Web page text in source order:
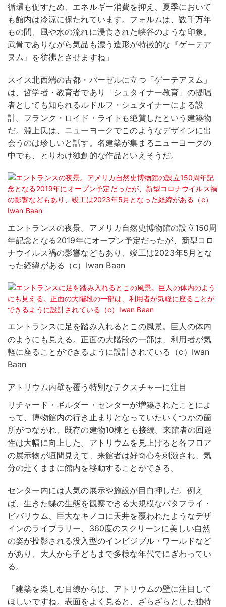
循環も促すため、エネルギー消費を抑え、夏季において
も館内は冷涼に保たれています。フォルムは、数千万年
もの間、風や水の流れに浸食された峡谷のような印象。
武骨でありながら気品も漂う造形が特徴的な『ゲーテア
ヌム』を彷彿とさせますね」
スイス北西端の古都・バーゼルに立つ「ゲーテアヌム」
は、哲学者・教育者であり「シュタイナー教育」の提唱
者としても知られるルドルフ・シュタイナーによる設
計。フランク・ロイド・ライトも絶賛したという建築物
だ。淵上氏は、ニューヨークでこのようなデザインに出
会うのは珍しいと話す。名建築が集まるニューヨークの
中でも、とりわけ独創的な作品といえそうだ。
エントランスの夜景。アメリカ自然史博物館の設立150周
年記念となる2019年にオープン予定だったが、新型コロ
ナウイルス禍の影響などもあり、竣工は2023年5月とな
った経緯がある（c）Iwan Baan
エントランスに足を踏み入れるとこの風景。巨人の体内
のようにも見える。正面の大階段の一部は、利用者が気
軽に座ることができるように設計されている（c）Iwan
Baan
アトリウム内壁を覆う特別なテクスチャーに注目
リチャード・ギルダー・センターが増築されたことによ
って、博物館内の行き止まりとなっていたいくつかの箇
所がつながれ、既存の建物10棟とも接続。来館者の回遊
性は大幅に向上した。アトリウムを見上げると各フロア
の展示物が垣間見えて、来館者は好奇心を刺激され、気
分の赴くままに館内を移動することができる。
センター内には人気の展示や施設が目白押しだ。例え
ば、生きた蝶の生態を観察できる大規模なバタフライ・
ビバリウム、巨大なキノコに天井を覆われたようなデザ
インのライブラリー、360度のスクリーンに美しい自然
の姿が投影される没入型のインビジブル・ワールドなど
があり、大人から子どもまで多様な年代でにぎわってい
る。
「建築を楽しむ目線からは、アトリウムの壁に注目して
ほしいですね。表面をよく見ると、ざらざらとした独特